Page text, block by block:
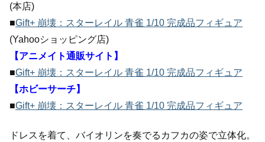
(本店)
■Gift+ 崩壊：スターレイル 青雀 1/10 完成品フィギュア
(Yahooショッピング店)
【アニメイト通販サイト】
■Gift+ 崩壊：スターレイル 青雀 1/10 完成品フィギュア
【ホビーサーチ】
■Gift+ 崩壊：スターレイル 青雀 1/10 完成品フィギュア
ドレスを着て、バイオリンを奏でるカフカの姿で立体化。